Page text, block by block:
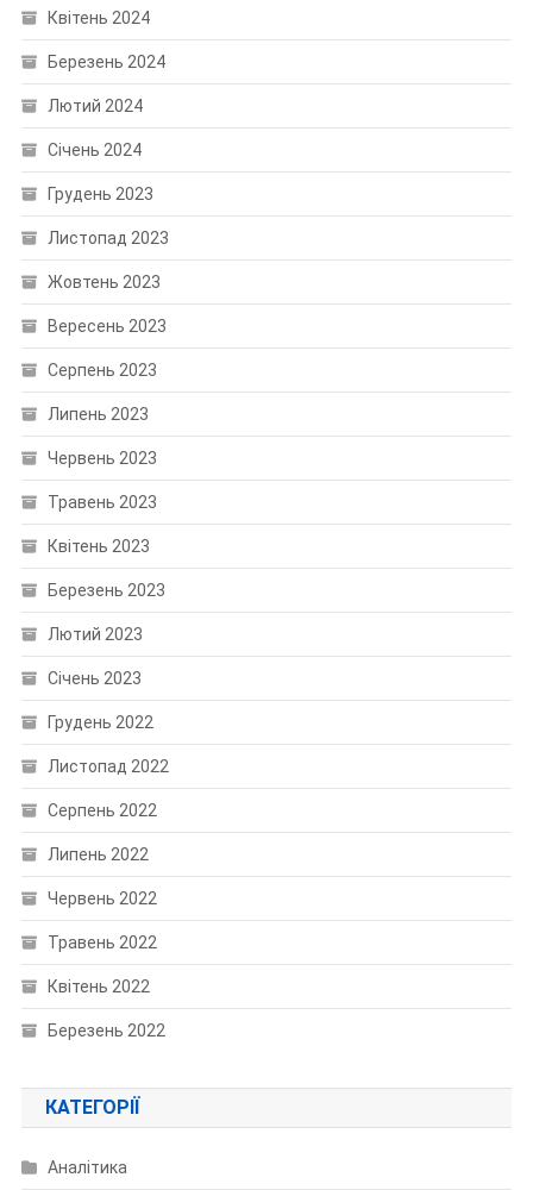
Квітень 2024
Березень 2024
Лютий 2024
Січень 2024
Грудень 2023
Листопад 2023
Жовтень 2023
Вересень 2023
Серпень 2023
Липень 2023
Червень 2023
Травень 2023
Квітень 2023
Березень 2023
Лютий 2023
Січень 2023
Грудень 2022
Листопад 2022
Серпень 2022
Липень 2022
Червень 2022
Травень 2022
Квітень 2022
Березень 2022
КАТЕГОРІЇ
Аналітика